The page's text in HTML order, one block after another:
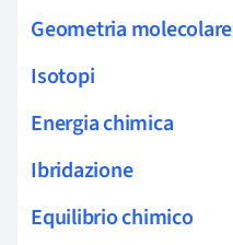
Geometria molecolare
Isotopi
Energia chimica
Ibridazione
Equilibrio chimico